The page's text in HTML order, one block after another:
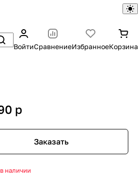
ВойтиСравнениеИзбранноеКорзина
p
Заказать
наличии